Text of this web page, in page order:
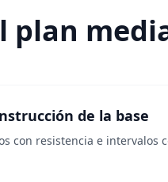
plan
de la base
con resistencia e intervalos